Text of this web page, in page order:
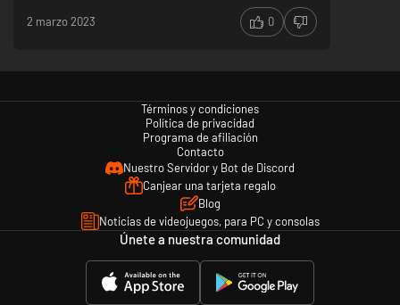
2 marzo 2023 0
Términos y condiciones
Política de privacidad
Programa de afiliación
Contacto
Nuestro Servidor y Bot de Discord
Canjear una tarjeta regalo
Blog
Noticias de videojuegos, para PC y consolas
Únete a nuestra comunidad